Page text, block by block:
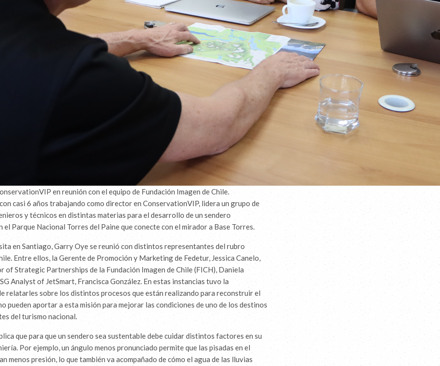
en reunión con el equipo de Fundación Imagen de Chile.
casi 6 años trabajando como director en ConservationVIP, lidera un grupo de
y técnicos en distintas materias para el desarrollo de un sendero
el Parque Nacional Torres del Paine que conecte con el mirador a Base Torres.
en Santiago, Garry Oye se reunió con distintos representantes del rubro
Entre ellos, la Gerente de Promoción y Marketing de Fedetur, Jessica Canelo,
of Strategic Partnerships de la Fundación Imagen de Chile (FICH), Daniela
Analyst of JetSmart, Francisca González. En estas instancias tuvo la
relatarles sobre los distintos procesos que están realizando para reconstruir el
pueden aportar a esta misión para mejorar las condiciones de uno de los destinos
del turismo nacional.
que para que un sendero sea sustentable debe cuidar distintos factores en su
Por ejemplo, un ángulo menos pronunciado permite que las pisadas en el
menos presión, lo que también va acompañado de cómo el agua de las lluvias